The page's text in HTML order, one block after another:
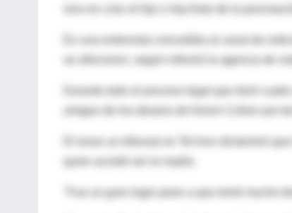
se ofrecieron, según informó la agencia de
Durante todo el proceso legal que duró
amigos de los deseos de Keivin Cohen por
"Fue un gran logro pese a que tomó mucho